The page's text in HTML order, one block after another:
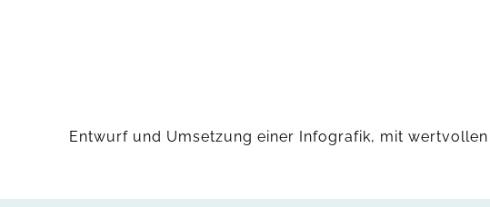
Entwurf und Umsetzung einer Infografik, mit